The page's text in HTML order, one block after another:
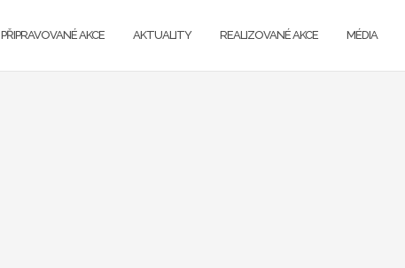
PŘIPRAVOVANÉ AKCE AKTUALITY REALIZOVANÉ AKCE MÉDIA